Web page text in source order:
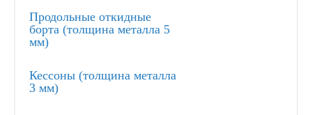
Продольные откидные
борта (толщина металла 5
мм)
Кессоны (толщина металла
3 мм)